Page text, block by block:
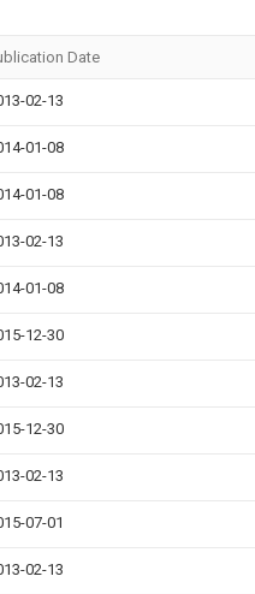
Date
02-13
01-08
01-08
02-13
01-08
12-30
02-13
12-30
02-13
07-01
02-13